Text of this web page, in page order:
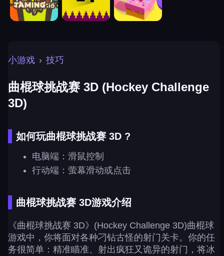
小游戏 › 技巧
曲棍球挑战赛 3D (Hockey Challenge
3D)
如何玩曲棍球挑战赛 3D ?
电脑端：滑鼠控制
行动端：萤幕滑动或点击
曲棍球挑战赛 3D游戏介绍
《曲棍球挑战赛 3D》(Hockey Challenge 3D)曲棍球
游戏中，你将面对各种刁钻古怪的射门关卡。你的任
务很简单：精准瞄准、射出疯狂又诡异的射门，将冰